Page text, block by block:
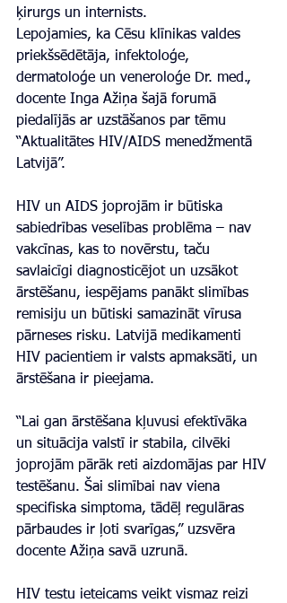
ķirurgs un internists.
Lepojamies, ka Cēsu klīnikas valdes
priekšsēdētāja, infektoloģe,
dermatoloģe un veneroloģe Dr. med.,
docente Inga Ažiņa šajā forumā
piedalījās ar uzstāšanos par tēmu
“Aktualitātes HIV/AIDS menedžmentā
Latvijā”.
HIV un AIDS joprojām ir būtiska
sabiedrības veselības problēma – nav
vakcīnas, kas to novērstu, taču
savlaicīgi diagnosticējot un uzsākot
ārstēšanu, iespējams panākt slimības
remisiju un būtiski samazināt vīrusa
pārneses risku. Latvijā medikamenti
HIV pacientiem ir valsts apmaksāti, un
ārstēšana ir pieejama.
“Lai gan ārstēšana kļuvusi efektīvāka
un situācija valstī ir stabila, cilvēki
joprojām pārāk reti aizdomājas par HIV
testēšanu. Šai slimībai nav viena
specifiska simptoma, tādēļ regulāras
pārbaudes ir ļoti svarīgas,” uzsvēra
docente Ažiņa savā uzrunā.
HIV testu ieteicams veikt vismaz reizi